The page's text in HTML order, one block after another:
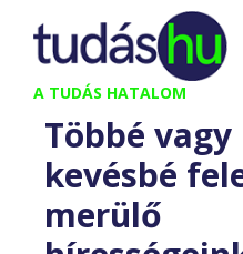
Kilépés
tartalomba
A TUDÁS HATALOM
Többé vagy
kevésbé
merülő